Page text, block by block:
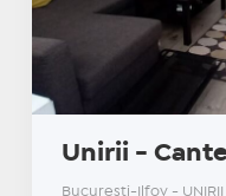
Unirii -
Bucuresti-Ilfov - UNIRII